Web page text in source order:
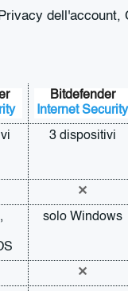
dell'account,
Bitdefender
Internet Security
3 dispositivi
✕
solo Windows
✕